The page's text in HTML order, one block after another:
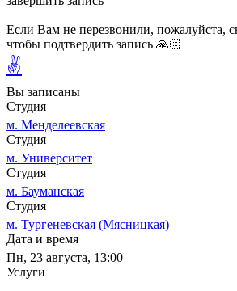
Если Вам не перезвонили, пожалуйста,
чтобы подтвердить запись 🙏🏻
✌
Вы записаны
Студия
м. Менделеевская
Студия
м. Университет
Студия
м. Бауманская
Студия
м. Тургеневская (Мясницкая)
Дата и время
Пн, 23 августа, 13:00
Услуги